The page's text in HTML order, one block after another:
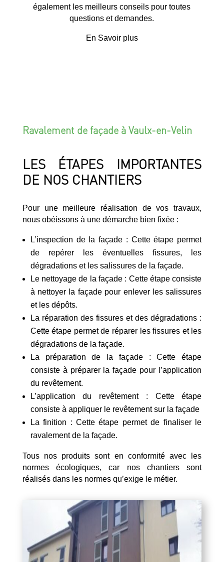
également les meilleurs conseils pour toutes
questions et demandes.
En Savoir plus
Ravalement de façade à Vaulx-en-Velin
LES ÉTAPES IMPORTANTES
DE NOS CHANTIERS
Pour une meilleure réalisation de vos travaux,
nous obéissons à une démarche bien fixée :
L’inspection de la façade : Cette étape permet
de repérer les éventuelles fissures, les
dégradations et les salissures de la façade.
Le nettoyage de la façade : Cette étape consiste
à nettoyer la façade pour enlever les salissures
et les dépôts.
La réparation des fissures et des dégradations :
Cette étape permet de réparer les fissures et les
dégradations de la façade.
La préparation de la façade : Cette étape
consiste à préparer la façade pour l’application
du revêtement.
L’application du revêtement : Cette étape
consiste à appliquer le revêtement sur la façade
La finition : Cette étape permet de finaliser le
ravalement de la façade.
Tous nos produits sont en conformité avec les
normes écologiques, car nos chantiers sont
réalisés dans les normes qu’exige le métier.